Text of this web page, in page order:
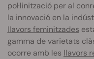
pol·linització per al
la innovació en la
llavors feminitzades
gamma de varietats
ocorre amb les llavors